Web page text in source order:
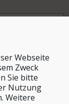
Webseite
Zweck
Sie bitte
Nutzung
Weitere